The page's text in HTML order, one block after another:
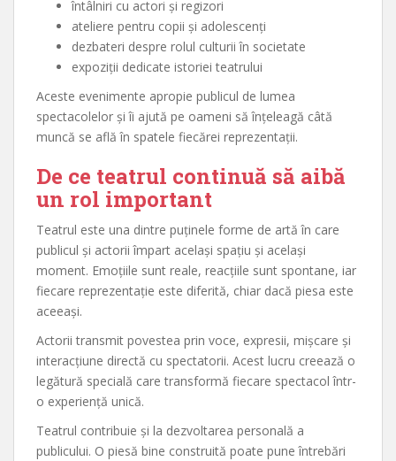
întâlniri cu actori și regizori
ateliere pentru copii și adolescenți
dezbateri despre rolul culturii în societate
expoziții dedicate istoriei teatrului
Aceste evenimente apropie publicul de lumea
spectacolelor și îi ajută pe oameni să înțeleagă câtă
muncă se află în spatele fiecărei reprezentații.
De ce teatrul continuă să aibă
un rol important
Teatrul este una dintre puținele forme de artă în care
publicul și actorii împart același spațiu și același
moment. Emoțiile sunt reale, reacțiile sunt spontane, iar
fiecare reprezentație este diferită, chiar dacă piesa este
aceeași.
Actorii transmit povestea prin voce, expresii, mișcare și
interacțiune directă cu spectatorii. Acest lucru creează o
legătură specială care transformă fiecare spectacol într-
o experiență unică.
Teatrul contribuie și la dezvoltarea personală a
publicului. O piesă bine construită poate pune întrebări